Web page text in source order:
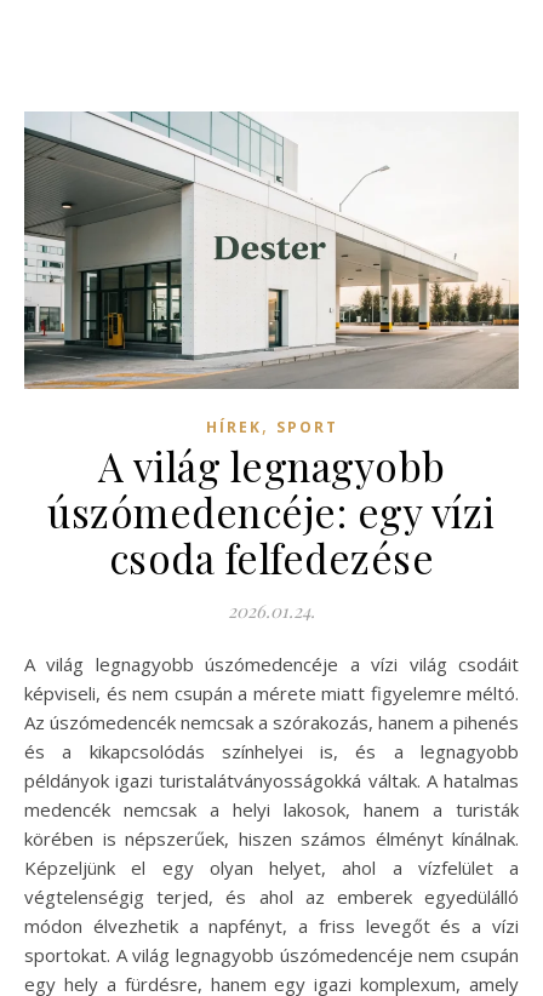
HÍREK, SPORT
A világ legnagyobb
úszómedencéje: egy vízi
csoda felfedezése
2026.01.24.
A világ legnagyobb úszómedencéje a vízi világ csodáit
képviseli, és nem csupán a mérete miatt figyelemre méltó.
Az úszómedencék nemcsak a szórakozás, hanem a pihenés
és a kikapcsolódás színhelyei is, és a legnagyobb
példányok igazi turistalátványosságokká váltak. A hatalmas
medencék nemcsak a helyi lakosok, hanem a turisták
körében is népszerűek, hiszen számos élményt kínálnak.
Képzeljünk el egy olyan helyet, ahol a vízfelület a
végtelenségig terjed, és ahol az emberek egyedülálló
módon élvezhetik a napfényt, a friss levegőt és a vízi
sportokat. A világ legnagyobb úszómedencéje nem csupán
egy hely a fürdésre, hanem egy igazi komplexum, amely